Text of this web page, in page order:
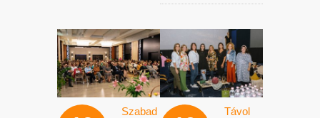
Szabad
Távol